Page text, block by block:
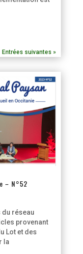
Entrées suivantes »
– N°52
réseau
provenant
Lot et des
la